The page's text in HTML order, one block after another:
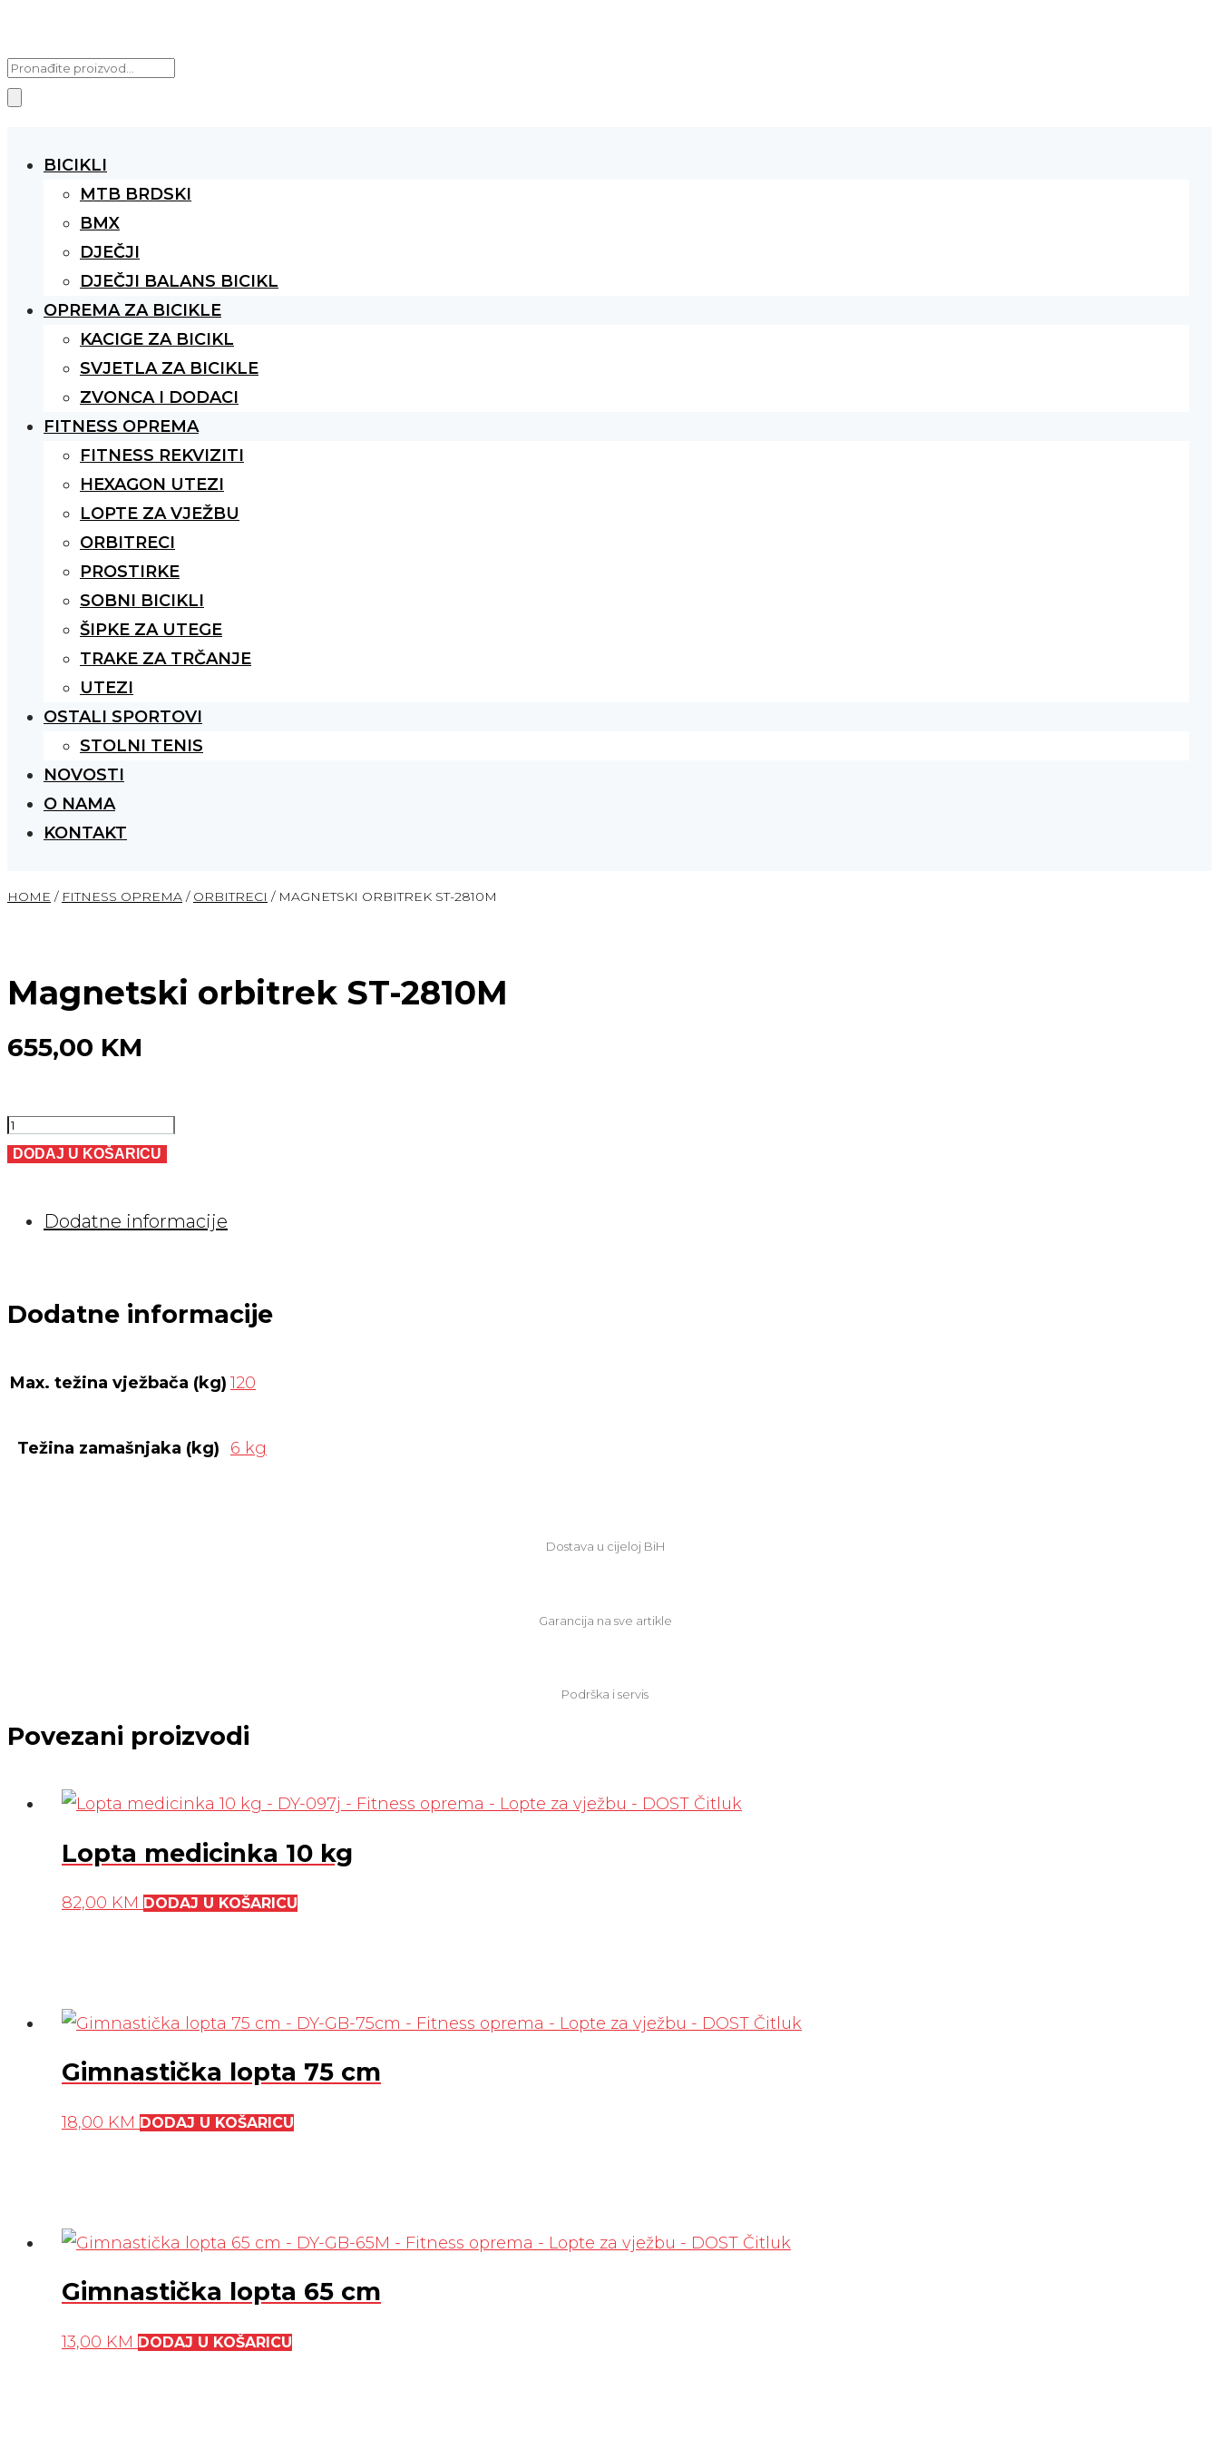
Products
search
BICIKLI
MTB BRDSKI
BMX
DJEČJI
DJEČJI BALANS BICIKL
OPREMA ZA BICIKLE
KACIGE ZA BICIKL
SVJETLA ZA BICIKLE
ZVONCA I DODACI
FITNESS OPREMA
FITNESS REKVIZITI
HEXAGON UTEZI
LOPTE ZA VJEŽBU
ORBITRECI
PROSTIRKE
SOBNI BICIKLI
ŠIPKE ZA UTEGE
TRAKE ZA TRČANJE
UTEZI
OSTALI SPORTOVI
STOLNI TENIS
NOVOSTI
O NAMA
KONTAKT
HOME / FITNESS OPREMA / ORBITRECI / MAGNETSKI ORBITREK ST-2810M
Magnetski orbitrek ST-2810M
655,00 KM
Magnetski
orbitrek
2810M
DODAJ U KOŠARICU
Dodatne informacije
Dodatne informacije
Max. težina vježbača (kg) 120
Težina zamašnjaka (kg) 6 kg
Dostava u cijeloj BiH
Garancija na sve artikle
Podrška i servis
Povezani proizvodi
Lopta medicinka 10 kg
82,00 KM DODAJ U KOŠARICU
Gimnastička lopta 75 cm
18,00 KM DODAJ U KOŠARICU
Gimnastička lopta 65 cm
13,00 KM DODAJ U KOŠARICU